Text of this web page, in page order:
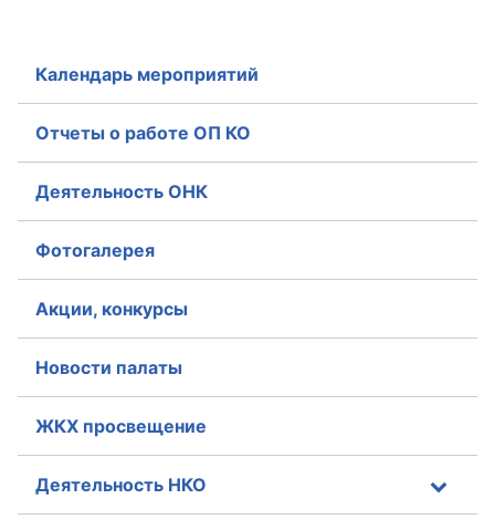
Календарь мероприятий
Отчеты о работе ОП КО
Деятельность ОНК
Фотогалерея
Акции, конкурсы
Новости палаты
ЖКХ просвещение
Деятельность НКО